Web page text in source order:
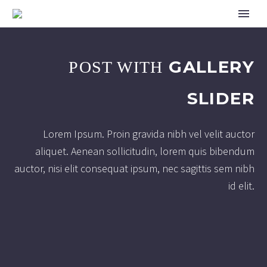
POST WITH GALLERY
SLIDER
Lorem Ipsum. Proin gravida nibh vel velit auctor
aliquet. Aenean sollicitudin, lorem quis bibendum
auctor, nisi elit consequat ipsum, nec sagittis sem nibh
id elit.